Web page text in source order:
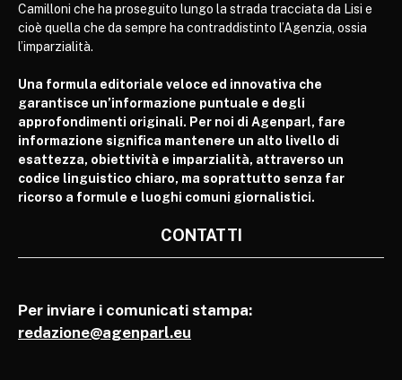
Camilloni che ha proseguito lungo la strada tracciata da Lisi e
cioè quella che da sempre ha contraddistinto l’Agenzia, ossia
l’imparzialità.
Una formula editoriale veloce ed innovativa che
garantisce un’informazione puntuale e degli
approfondimenti originali. Per noi di Agenparl, fare
informazione significa mantenere un alto livello di
esattezza, obiettività e imparzialità, attraverso un
codice linguistico chiaro, ma soprattutto senza far
ricorso a formule e luoghi comuni giornalistici.
CONTATTI
Per inviare i comunicati stampa:
redazione@agenparl.eu